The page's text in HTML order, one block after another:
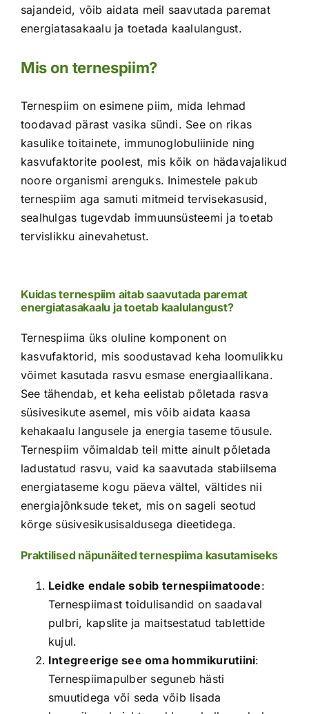
sajandeid, võib aidata meil saavutada paremat
energiatasakaalu ja toetada kaalulangust.
Mis on ternespiim?
Ternespiim on esimene piim, mida lehmad
toodavad pärast vasika sündi. See on rikas
kasulike toitainete, immunoglobuliinide ning
kasvufaktorite poolest, mis kõik on hädavajalikud
noore organismi arenguks. Inimestele pakub
ternespiim aga samuti mitmeid tervisekasusid,
sealhulgas tugevdab immuunsüsteemi ja toetab
tervislikku ainevahetust.
Kuidas ternespiim aitab saavutada paremat
energiatasakaalu ja toetab kaalulangust?
Ternespiima üks oluline komponent on
kasvufaktorid, mis soodustavad keha loomulikku
võimet kasutada rasvu esmase energiaallikana.
See tähendab, et keha eelistab põletada rasva
süsivesikute asemel, mis võib aidata kaasa
kehakaalu langusele ja energia taseme tõusule.
Ternespiim võimaldab teil mitte ainult põletada
ladustatud rasvu, vaid ka saavutada stabiilsema
energiataseme kogu päeva vältel, vältides nii
energiajõnksude teket, mis on sageli seotud
kõrge süsivesikusisaldusega dieetidega.
Praktilised näpunäited ternespiima kasutamiseks
Leidke endale sobib ternespiimatoode:
Ternespiimast toidulisandid on saadaval
pulbri, kapslite ja maitsestatud tablettide
kujul.
Integreerige see oma hommikurutiini:
Ternespiimapulber seguneb hästi
smuutidega või seda võib lisada